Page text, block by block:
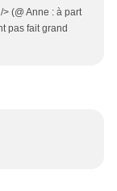
(@ Anne : à part
pas fait grand